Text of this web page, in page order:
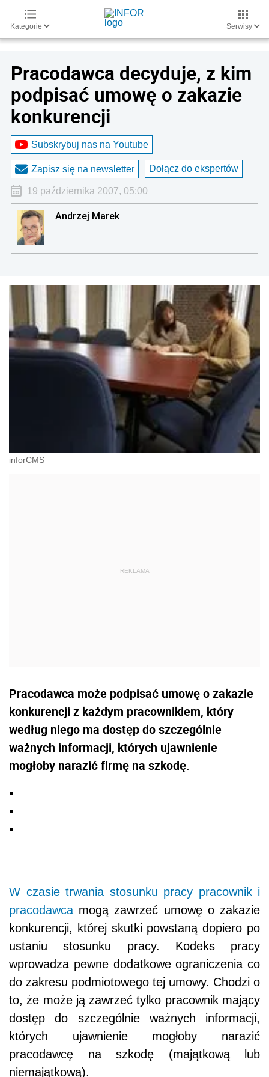
Kategorie Serwisy
Pracodawca decyduje, z kim
podpisać umowę o zakazie
konkurencji
Subskrybuj nas na Youtube
Zapisz się na newsletter Dołącz do ekspertów
19 października 2007, 05:00
Andrzej Marek
inforCMS
Pracodawca może podpisać umowę o zakazie
konkurencji z każdym pracownikiem, który
według niego ma dostęp do szczególnie
ważnych informacji, których ujawnienie
mogłoby narazić firmę na szkodę.
W czasie trwania stosunku pracy pracownik i
pracodawca mogą zawrzeć umowę o zakazie
konkurencji, której skutki powstaną dopiero po
ustaniu stosunku pracy. Kodeks pracy
wprowadza pewne dodatkowe ograniczenia co
do zakresu podmiotowego tej umowy. Chodzi o
to, że może ją zawrzeć tylko pracownik mający
dostęp do szczególnie ważnych informacji,
których ujawnienie mogłoby narazić
pracodawcę na szkodę (majątkową lub
niemajątkową).